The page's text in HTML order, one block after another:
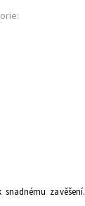
zavěšení.